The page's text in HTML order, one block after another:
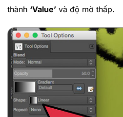
thành ‘Value’ và độ mờ thấp.